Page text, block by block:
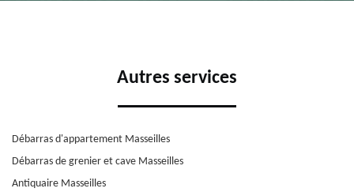
Autres services
Débarras d'appartement Masseilles
Débarras de grenier et cave Masseilles
Antiquaire Masseilles